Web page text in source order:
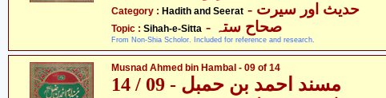
Category : Hadith and Seerat - حدیث اور سیرت
Topic : Sihah-e-Sitta - صحاح ستہ
From Non-Shia Scholor. Included for reference and research.
Musnad Ahmed bin Hambal - 09 of 14
مسند احمد بن حمبل - 09 / 14